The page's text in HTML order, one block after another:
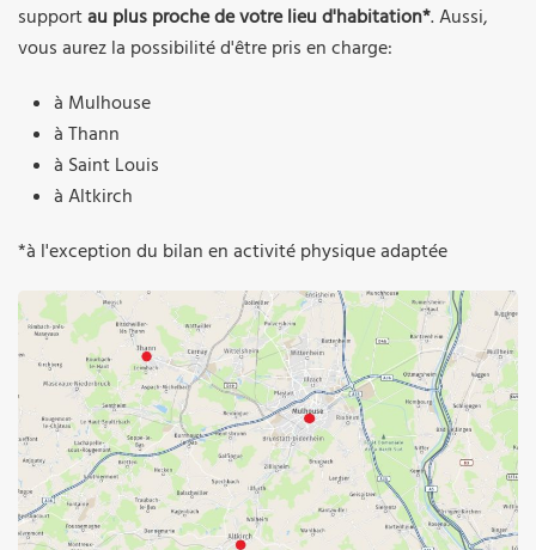
supportau plus proche de votre lieu d'habitation*. Aussi,
vous aurez la possibilité d'être pris en charge:
à Mulhouse
à Thann
à Saint Louis
à Altkirch
*à l'exception du bilan en activité physique adaptée